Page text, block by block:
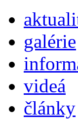
galérie
videá
články